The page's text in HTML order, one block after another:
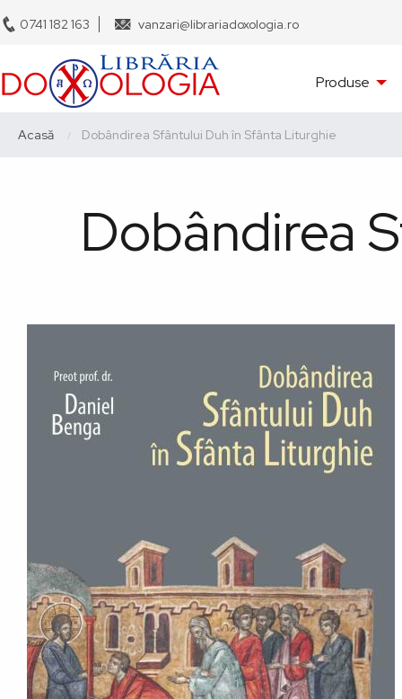
Sari
la
conținutul
principal
0741 182 163 vanzari@librariadoxologia.ro
Navigare
principală
Produse
Breadcrumb
Acasă Current:
Dobândirea Sfântului Duh în Sfânta Liturghie
Dobândirea